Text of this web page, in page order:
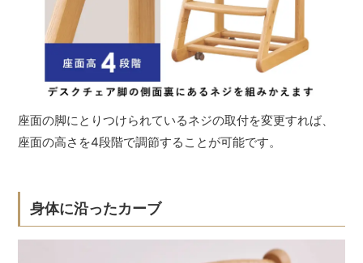
座面の脚にとりつけられているネジの取付を変更すれば、
座面の高さを4段階で調節することが可能です。
身体に沿ったカーブ